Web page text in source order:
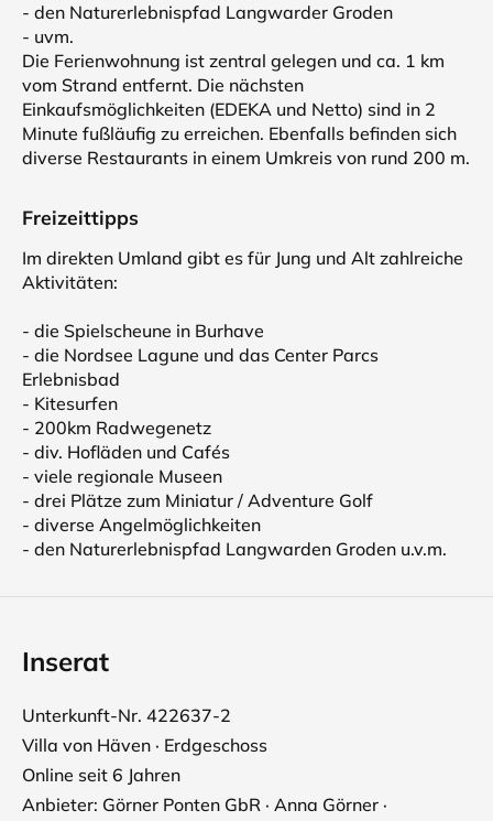
- den Naturerlebnispfad Langwarder Groden
- uvm.
Die Ferienwohnung ist zentral gelegen und ca. 1 km
vom Strand entfernt. Die nächsten
Einkaufsmöglichkeiten (EDEKA und Netto) sind in 2
Minute fußläufig zu erreichen. Ebenfalls befinden sich
diverse Restaurants in einem Umkreis von rund 200 m.
Freizeittipps
Im direkten Umland gibt es für Jung und Alt zahlreiche
Aktivitäten:
- die Spielscheune in Burhave
- die Nordsee Lagune und das Center Parcs
Erlebnisbad
- Kitesurfen
- 200km Radwegenetz
- div. Hofläden und Cafés
- viele regionale Museen
- drei Plätze zum Miniatur / Adventure Golf
- diverse Angelmöglichkeiten
- den Naturerlebnispfad Langwarden Groden u.v.m.
Inserat
Unterkunft-Nr. 422637-2
Villa von Häven · Erdgeschoss
Online seit 6 Jahren
Anbieter: Görner Ponten GbR · Anna Görner ·